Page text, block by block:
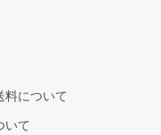
料について
いて